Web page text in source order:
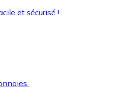
et sécurisé !